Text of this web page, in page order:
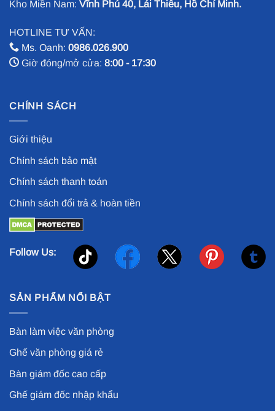
Kho Miền Nam: Vĩnh Phú 40, Lái Thiêu, Hồ Chí Minh.
HOTLINE TƯ VẤN:
Ms. Oanh: 0986.026.900
Giờ đóng/mở cửa: 8:00 - 17:30
CHÍNH SÁCH
Giới thiệu
Chính sách bảo mật
Chính sách thanh toán
Chính sách đổi trả & hoàn tiền
Follow Us:
SẢN PHẨM NỔI BẬT
Bàn làm việc văn phòng
Ghế văn phòng giá rẻ
Bàn giám đốc cao cấp
Ghế giám đốc nhập khẩu